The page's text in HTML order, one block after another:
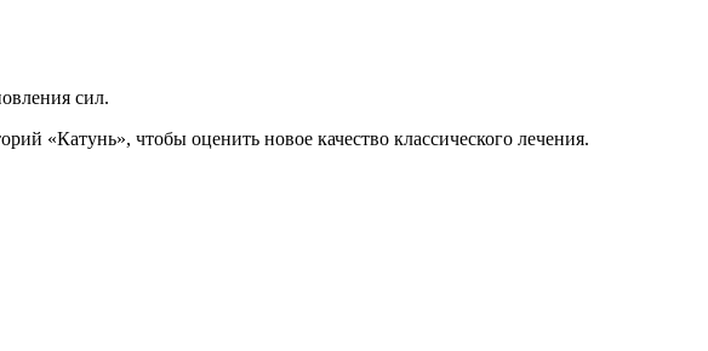
сил.
«Катунь», чтобы оценить новое качество классического лечения.